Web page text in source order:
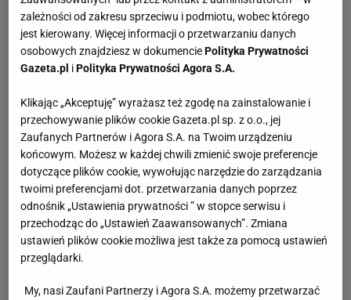
zależności od zakresu sprzeciwu i podmiotu, wobec którego
jest kierowany. Więcej informacji o przetwarzaniu danych
osobowych znajdziesz w dokumenciePolityka Prywatności
Gazeta.pl iPolityka Prywatności Agora S.A.
Klikając „Akceptuję” wyrażasz też zgodę na zainstalowanie i
przechowywanie plików cookie Gazeta.pl sp. z o.o., jej
Zaufanych Partnerów i Agora S.A. na Twoim urządzeniu
końcowym. Możesz w każdej chwili zmienić swoje preferencje
dotyczące plików cookie, wywołując narzędzie do zarządzania
twoimi preferencjami dot. przetwarzania danych poprzez
odnośnik „Ustawienia prywatności ” w stopce serwisu i
przechodząc do „Ustawień Zaawansowanych”. Zmiana
ustawień plików cookie możliwa jest także za pomocą ustawień
przeglądarki.
My, nasi Zaufani Partnerzy i Agora S.A. możemy przetwarzać